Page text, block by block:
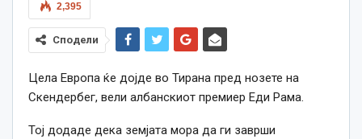
2,395
Сподели
Цела Европа ќе дојде во Тирана пред нозете на
Скендербег, вели албанскиот премиер Еди Рама.
Тој додаде дека земјата мора да ги заврши